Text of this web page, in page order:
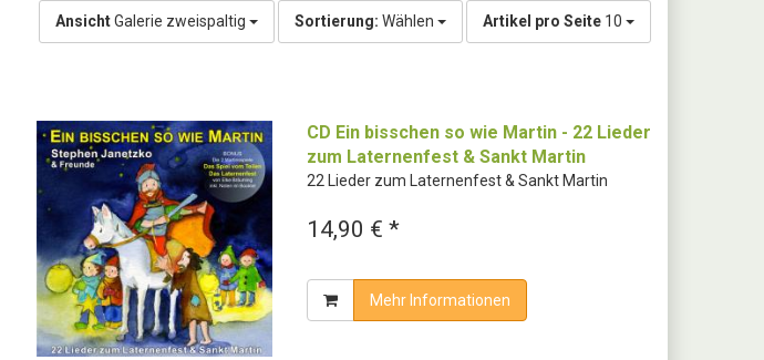
AnsichtGalerie zweispaltig Sortierung: Wählen Artikel pro Seite 10
CD Ein bisschen so wie Martin - 22 Lieder
zum Laternenfest & Sankt Martin
22 Lieder zum Laternenfest & Sankt Martin
14,90 € *
Mehr Informationen